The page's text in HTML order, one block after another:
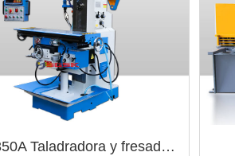
ZX6350A Taladradora y fresadora